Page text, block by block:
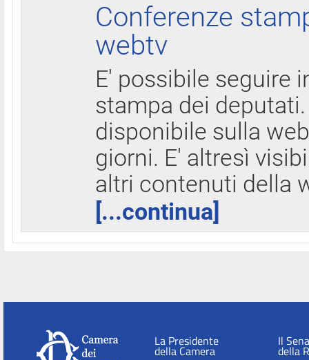
Conferenze
webtv
E' possibile seguire
stampa dei
disponibile sulla
giorni. E' altresì
altri contenuti della
[...continua]
La Presidente
della Camera
Il
della